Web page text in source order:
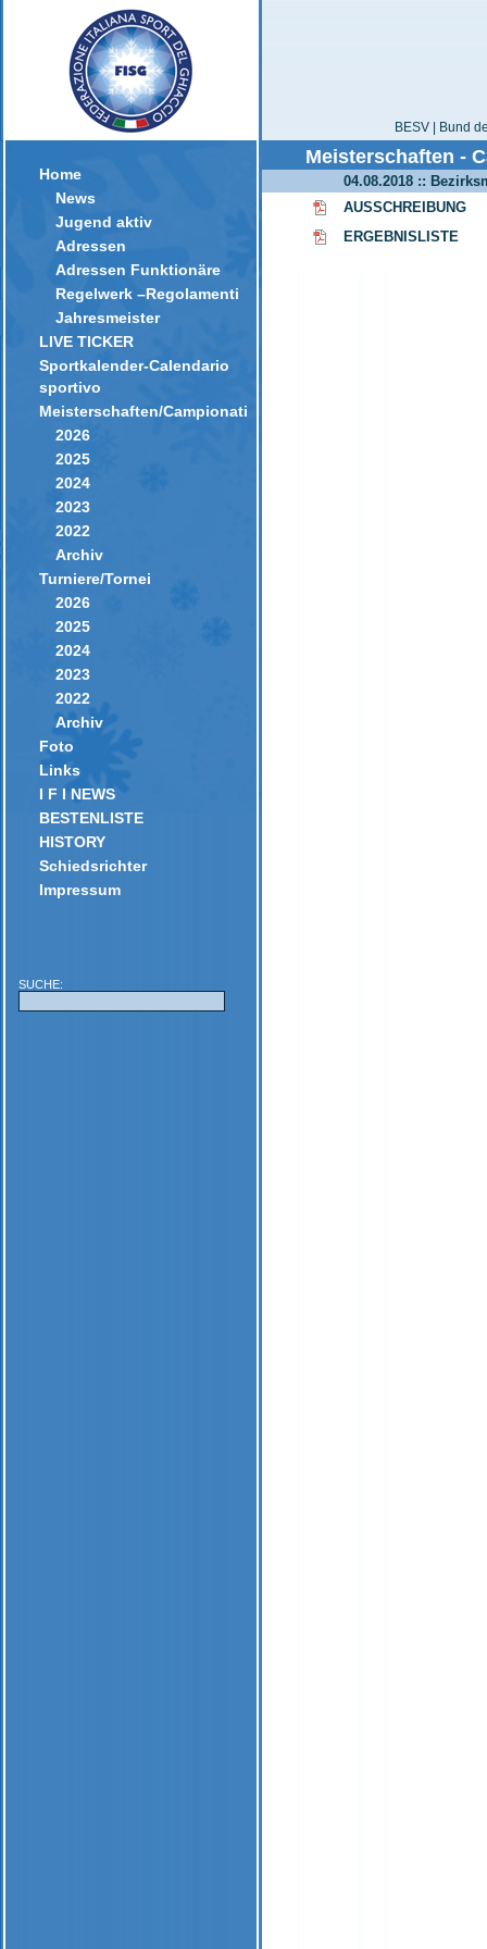
Home
News
Jugend aktiv
Adressen
Adressen Funktionäre
Regelwerk –Regolamenti
Jahresmeister
LIVE TICKER
Sportkalender-Calendario
sportivo
Meisterschaften/Campionati
2026
2025
2024
2023
2022
Archiv
Turniere/Tornei
2026
2025
2024
2023
2022
Archiv
Foto
Links
I F I NEWS
BESTENLISTE
HISTORY
Schiedsrichter
Impressum
SUCHE:
BESV | Bund
Meisterschaften -
04.08.2018 ::
AUSSCHREIBUNG
ERGEBNISLISTE